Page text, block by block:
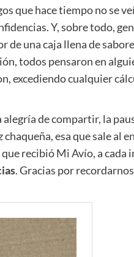
que hace tiempo no se
Y, sobre todo,
una caja llena de
todos pensaron en
excediendo cualquier
de compartir, la
esa que sale al
recibió Mi Avío, a
. Gracias por